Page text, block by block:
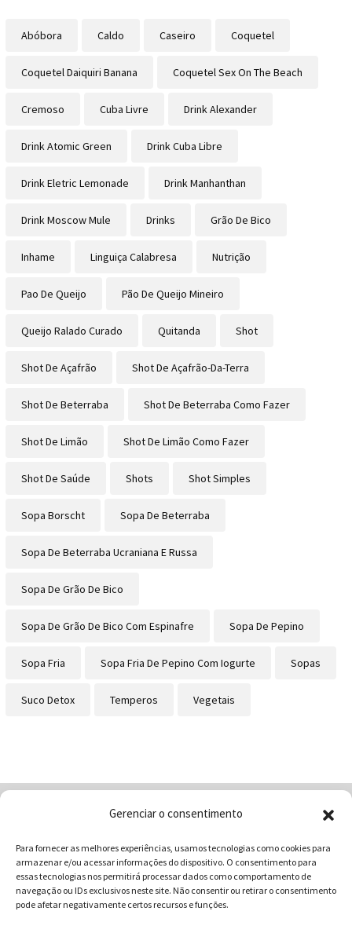
Gerenciar o consentimento
Para fornecer as melhores experiências, usamos tecnologias como cookies para
armazenar e/ou acessar informações do dispositivo. O consentimento para
essas tecnologias nos permitirá processar dados como comportamento de
navegação ou IDs exclusivos neste site. Não consentir ou retirar o consentimento
pode afetar negativamente certos recursos e funções.
Abóbora Caldo Caseiro Coquetel
Coquetel Daiquiri Banana Coquetel Sex On The Beach
Cremoso Cuba Livre Drink Alexander
Drink Atomic Green Drink Cuba Libre
Drink Eletric Lemonade Drink Manhanthan
Drink Moscow Mule Drinks Grão De Bico
Inhame Linguiça Calabresa Nutrição
Pao De Queijo Pão De Queijo Mineiro
Queijo Ralado Curado Quitanda Shot
Shot De Açafrão Shot De Açafrão-Da-Terra
Shot De Beterraba Shot De Beterraba Como Fazer
Shot De Limão Shot De Limão Como Fazer
Shot De Saúde Shots Shot Simples
Sopa Borscht Sopa De Beterraba
Sopa De Beterraba Ucraniana E Russa
Sopa De Grão De Bico
Sopa De Grão De Bico Com Espinafre Sopa De Pepino
Sopa Fria Sopa Fria De Pepino Com Iogurte Sopas
Suco Detox Temperos Vegetais
Contatos
Receitas
Blog
Vocabulário da Gastronomia